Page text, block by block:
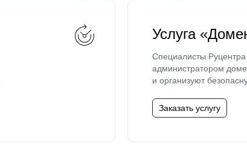
Услуга
Специалисты
администратором
и организуют
Заказать услугу